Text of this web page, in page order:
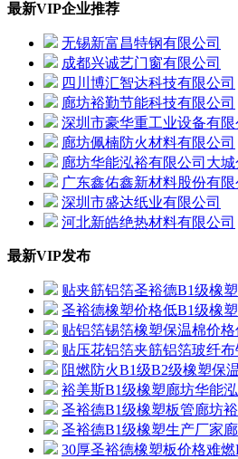
最新VIP企业推荐
无锡新富昌特钢有限公司
成都兴诚艺门窗有限公司
四川博汇智达科技有限公司
廊坊裕勤节能科技有限公司
深圳市豪华重工业设备有限
廊坊佩楠防火材料有限公司
廊坊华能泓裕有限公司大城
广东鑫佑鑫新材料股份有限
深圳市盛达纸业有限公司
河北新皓绝热材料有限公司
最新VIP发布
贴夹筋铝箔圣裕德B1级橡
圣裕德橡塑价格低B1级橡
贴铝箔锡箔橡塑保温棉价
贴压花铝箔夹筋铝箔玻纤
阻燃防火B1级B2级橡塑保
裕美斯B1级橡塑廊坊华能
圣裕德B1级橡塑板管廊坊
圣裕德B1级橡塑生产厂家
30厚圣裕德橡塑板价格难